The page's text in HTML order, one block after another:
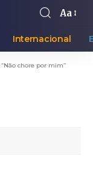
Aa
Internacional
“Não chore por mim”